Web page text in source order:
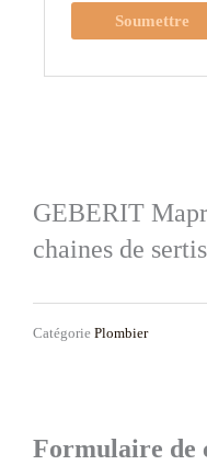
Formulaire de
GEBERIT
chaines de
Catégorie Plombier